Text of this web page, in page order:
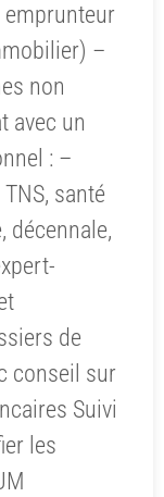
emprunteur
–
non
avec un
: –
santé
décennale,
de
conseil sur
Suivi
les